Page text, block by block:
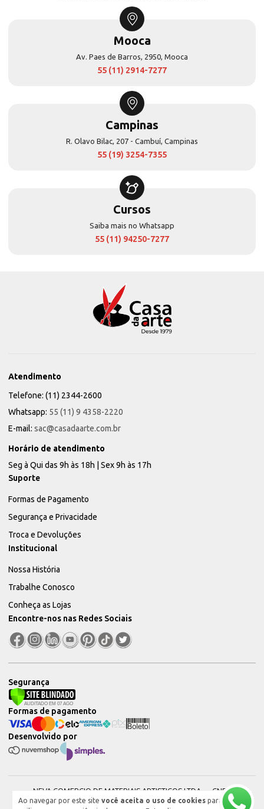
Ao navegar por este site você aceita o uso de cookies para
Mooca
Av. Paes de Barros, 2950, Mooca
55 (11) 2914-7277
Campinas
R. Olavo Bilac, 207 - Cambuí, Campinas
55 (19) 3254-7355
Cursos
Saiba mais no Whatsapp
55 (11) 94250-7277
Atendimento
Telefone: (11) 2344-2600
Whatsapp: 55 (11) 9 4358-2220
E-mail: sac@casadaarte.com.br
Horário de atendimento
Seg à Qui das 9h às 18h | Sex 9h às 17h
Suporte
Formas de Pagamento
Segurança e Privacidade
Troca e Devoluções
Institucional
Nossa História
Trabalhe Conosco
Conheça as Lojas
Encontre-nos nas Redes Sociais
Segurança
Desenvolvido por
Formas de pagamento
NEVA COMERCIO DE MATERIAIS ARTISTICOS LTDA — CNPJ:
51604544000101 © 2026. Todos os direitos reservados.